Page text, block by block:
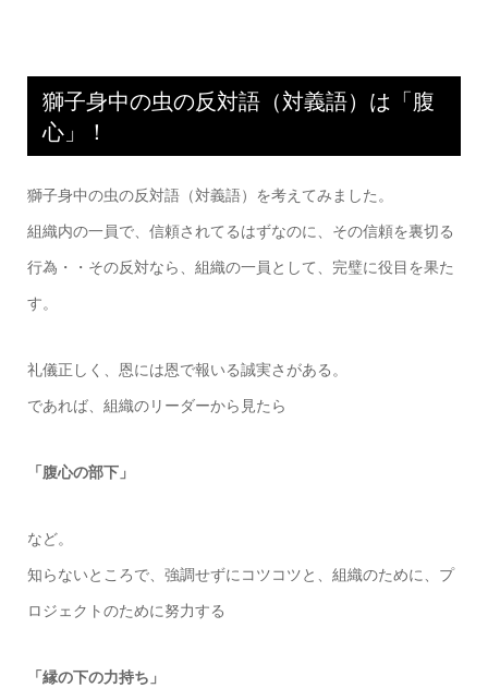
獅子身中の虫の反対語（対義語）は「腹
心」！
獅子身中の虫の反対語（対義語）を考えてみました。
組織内の一員で、信頼されてるはずなのに、その信頼を裏切る
行為・・その反対なら、組織の一員として、完璧に役目を果た
す。
礼儀正しく、恩には恩で報いる誠実さがある。
であれば、組織のリーダーから見たら
「腹心の部下」
など。
知らないところで、強調せずにコツコツと、組織のために、プ
ロジェクトのために努力する
「縁の下の力持ち」